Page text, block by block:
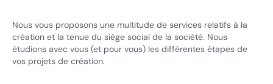
Nous vous proposons une multitude de services relatifs à la
création et la tenue du siège social de la société. Nous
étudions avec vous (et pour vous) les différentes étapes de
vos projets de création.